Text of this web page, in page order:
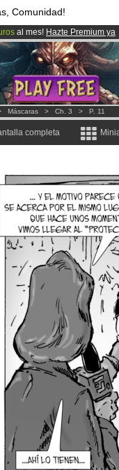
Comunidad!
al mes! Hazte Premium ya
lanzado!.
Cómics y Mangas!.
Máscaras > Ch. 3 > P. 11
completa